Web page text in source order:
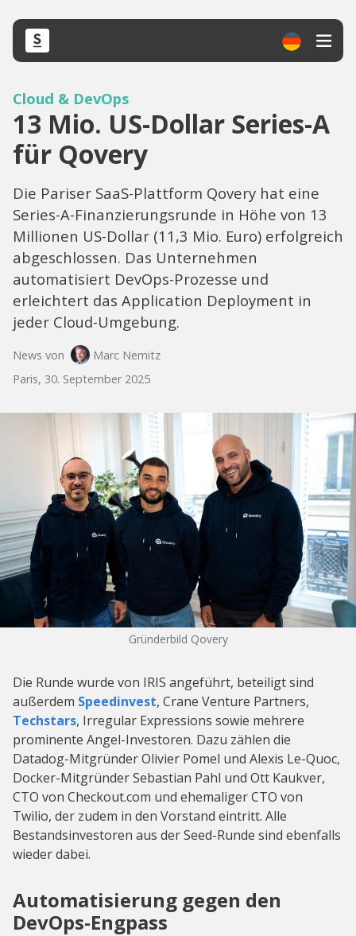
Cloud & DevOps
13 Mio. US-Dollar Series-A
für Qovery
Die Pariser SaaS-Plattform Qovery hat eine
Series-A-Finanzierungsrunde in Höhe von 13
Millionen US-Dollar (11,3 Mio. Euro) erfolgreich
abgeschlossen. Das Unternehmen
automatisiert DevOps-Prozesse und
erleichtert das Application Deployment in
jeder Cloud-Umgebung.
News von
Marc Nemitz
Paris, 30. September 2025
Gründerbild Qovery
Die Runde wurde von IRIS angeführt, beteiligt sind
außerdem Speedinvest, Crane Venture Partners,
Techstars, Irregular Expressions sowie mehrere
prominente Angel-Investoren. Dazu zählen die
Datadog-Mitgründer Olivier Pomel und Alexis Le-Quoc,
Docker-Mitgründer Sebastian Pahl und Ott Kaukver,
CTO von Checkout.com und ehemaliger CTO von
Twilio, der zudem in den Vorstand eintritt. Alle
Bestandsinvestoren aus der Seed-Runde sind ebenfalls
wieder dabei.
Automatisierung gegen den
DevOps-Engpass